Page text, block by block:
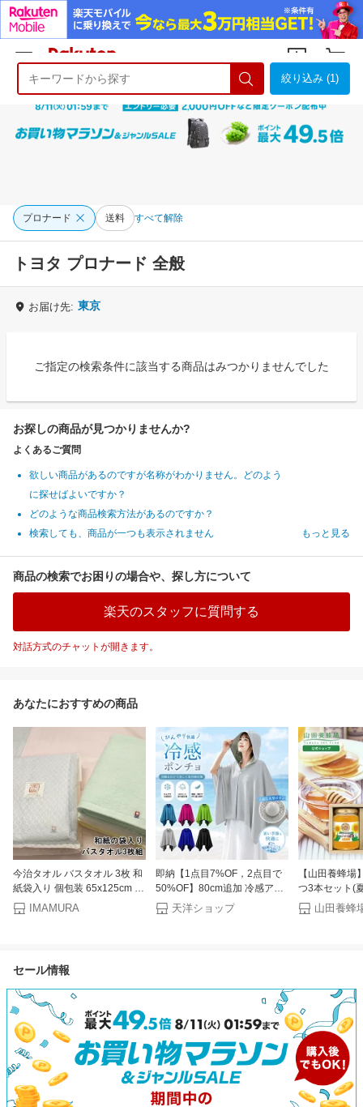
ようこそ 楽天市場へ ログイン
絞り込み (1)
プロナード 送料 すべて解除
トヨタ プロナード 全般
お届け先: 東京
ご指定の検索条件に該当する商品はみつかりませんでした
お探しの商品が見つかりませんか?
よくあるご質問
欲しい商品があるのですが名称がわかりません。どのよう
に探せばよいですか？
どのような商品検索方法があるのですか？
検索しても、商品が一つも表示されません
もっと見る
商品の検索でお困りの場合や、探し方について
楽天のスタッフに質問する
対話方式のチャットが開きます。
あなたにおすすめの商品
今治タオル バスタオル 3枚 和
紙袋入り 個包装 65x125cm 日
本製 ギフト プレゼント 包装
贈答用
IMAMURA
即納【1点目7%OF，2点目で
50%OF】80cm追加 冷感アイ
テム 冷感ポンチョ 冷却ポンチ
ョ 冷感クールポンチョ クー
観戦 ジョギング 海 連続使用
天洋ショップ
【山田養蜂場
つ3本セット(
200g・ヒマ
ダイジュ蜂蜜
内祝い 手土産
セール情報